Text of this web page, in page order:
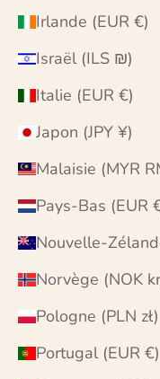
Irlande (EUR €)
Israël (ILS ₪)
Italie (EUR €)
Japon (JPY ¥)
Norvège
Pologne (PLN zł)
Portugal (EUR €)